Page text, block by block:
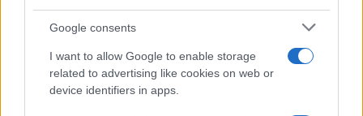
Google consents
I want to allow Google to enable storage
related to advertising like cookies on web or
device identifiers in apps.